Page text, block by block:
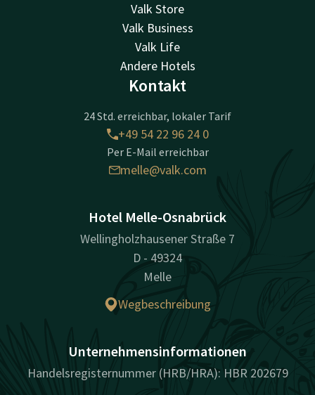
Valk Store
Valk Business
Valk Life
Andere Hotels
Kontakt
24 Std. erreichbar, lokaler Tarif
+49 54 22 96 24 0
Per E-Mail erreichbar
melle@valk.com
Hotel Melle-Osnabrück
Wellingholzhausener Straße 7
D - 49324
Melle
Wegbeschreibung
Unternehmensinformationen
Handelsregisternummer (HRB/HRA): HBR 202679